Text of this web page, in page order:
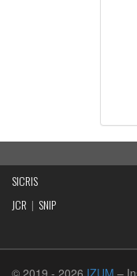
SICRIS
JCR | SNIP
© 2019 - 2026 IZUM –